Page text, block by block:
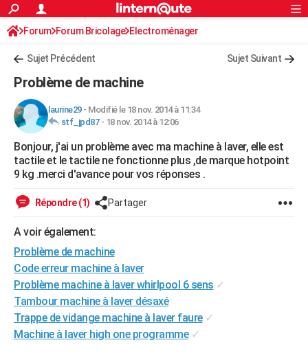
ACTUALITÉS
Politique
Société
Faits Divers
Education
Monde
Villes
+
FINANCE
Retraite
Impôts
Epargne
Immobilier
Risques naturels par ville
Banque
Assurance
Crédit
AUTO
Essais
Réserver un essai
Citadines
Berlines
SUV
Forum auto
+HIGH-TECH
Mobiles
Meilleur smartphone
Internet
Ordinateurs
Jeux vidéo
Guide high-tech
+
Forum
Aménagement intérieur
Extérieur
Cuisine
Salle de bains
Jardinage
Rangement
WEEK-END
Guides de France
Escapades
Patrimoine
Expositions
Musées
Week-end nature
+LIFESTYLE
Art de vivre
Bien-être
Loisirs
Mode
Modes de vie
SANTE
Alimentation
Guide de la santé
Maladies
Médicaments
Sommeil
VOYAGE
Destinations
City break
Voyage nature
Voyage de noces
Forum
Climat
+PHOTO
S'inscrire
Connexion
Forum Forum Bricolage Electroménager
Sujet Précédent Sujet Suivant
Problème de machine
laurine29- Modifié le 18 nov. 2014 à 11:34
stf_jpd87- 18 nov. 2014 à 12:06
Bonjour, j'ai un problème avec ma machine à laver, elle est
tactile et le tactile ne fonctionne plus ,de marque hotpoint
9 kg .merci d'avance pour vos réponses .
Répondre (1) Partager
A voir également:
Problème de machine
Code erreur machine à laver
Problème machine à laver whirlpool 6 sens ✓
Tambour machine à laver désaxé
Trappe de vidange machine à laver faure ✓
Machine à laver high one programme ✓